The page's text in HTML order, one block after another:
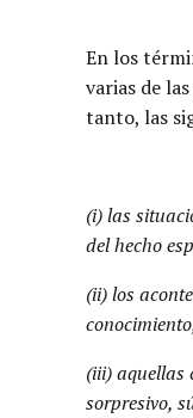
En los
varias de
tanto, las
(i) las
del hecho
(ii) los
(iii) aquellas
sorpresivo,